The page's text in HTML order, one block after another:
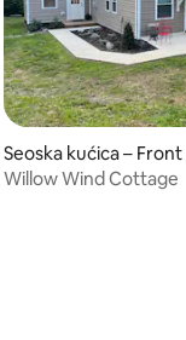
4,99/5,
Seoska kućica – Front
Willow Wind Cottage